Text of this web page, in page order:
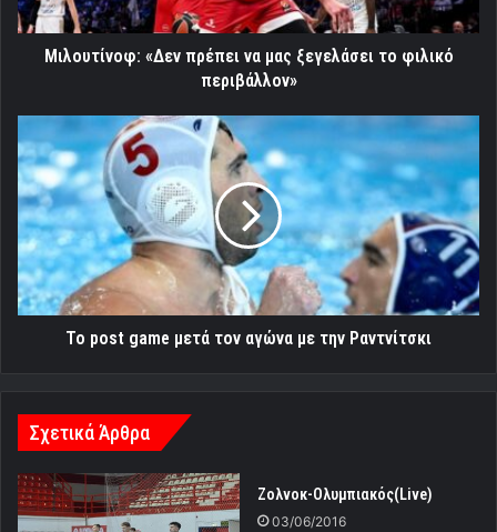
φιλικό
περιβάλλον»
Μιλουτίνοφ: «Δεν πρέπει να μας ξεγελάσει το φιλικό
περιβάλλον»
post
game
μετά
τον
αγώνα
με
την
Ραντνίτσκι
Το post game μετά τον αγώνα με την Ραντνίτσκι
Σχετικά Άρθρα
Zoλνοκ-Ολυμπιακός(Live)
03/06/2016